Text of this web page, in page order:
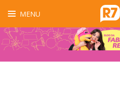
MENU